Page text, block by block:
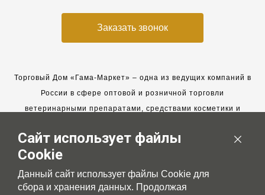
Заказать звонок
Торговый Дом «Гама-Маркет» – одна из ведущих компаний в
России в сфере оптовой и розничной торговли
ветеринарными препаратами, средствами косметики и
Мы работаем с 2005 года. Мы приглашаем к сотрудничеству
новых клиентов и всегда рассчитываем на взаимовыгодные,
долгосрочные партнерские отношения.
Сайт использует файлы
Cookie
Данный сайт использует файлы Cookie для
сбора и хранения данных. Продолжая